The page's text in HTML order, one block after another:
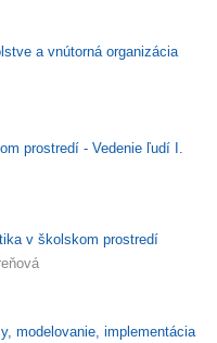
a vnútorná organizácia
prostredí - Vedenie ľudí I.
v školskom prostredí
modelovanie, implementácia